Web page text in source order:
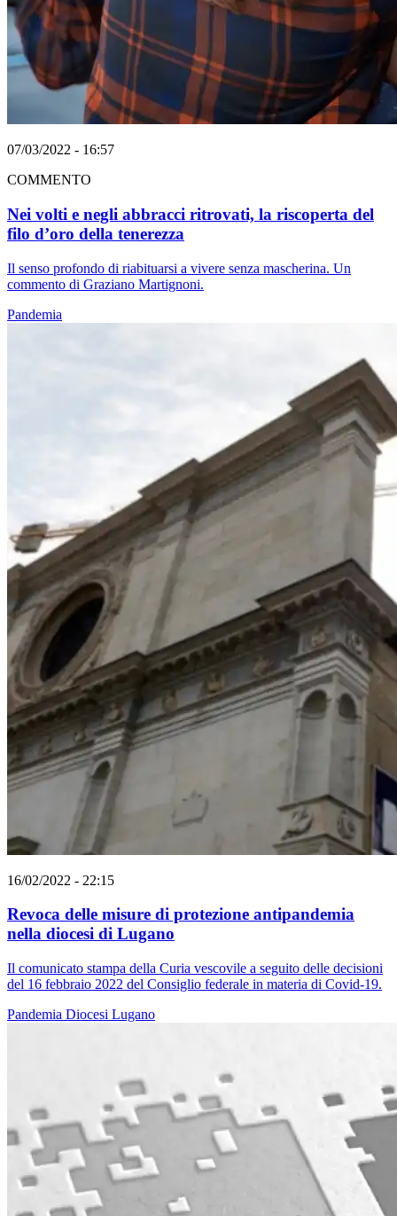
07/03/2022 - 16:57
COMMENTO
Nei volti e negli abbracci ritrovati, la riscoperta del
filo d’oro della tenerezza
Il senso profondo di riabituarsi a vivere senza mascherina. Un
commento di Graziano Martignoni.
Pandemia
16/02/2022 - 22:15
Revoca delle misure di protezione antipandemia
nella diocesi di Lugano
Il comunicato stampa della Curia vescovile a seguito delle decisioni
del 16 febbraio 2022 del Consiglio federale in materia di Covid-19.
Pandemia Diocesi Lugano